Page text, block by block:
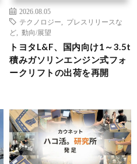
2026.08.05
テクノロジー
プレスリリースな
ど
動向/展望
トヨタL&F、国内向け1～3.5t
積みガソリンエンジン式フォ
ークリフトの出荷を再開